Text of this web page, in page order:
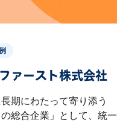
ァースト株式会社
期にわたって寄り添う
の総合企業」として、統一